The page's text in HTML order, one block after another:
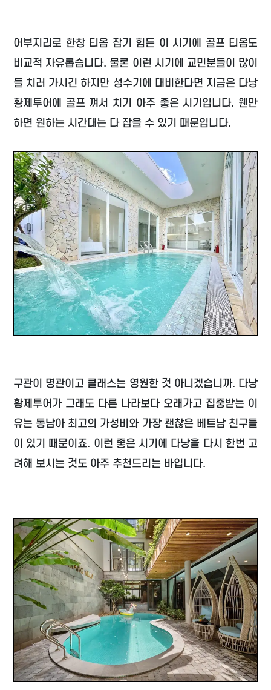
어부지리로 한창 티옵 잡기 힘든 이 시기에 골프 티옵도
비교적 자유롭습니다. 물론 이런 시기에 교민분들이 많이
들 치러 가시긴 하지만 성수기에 대비한다면 지금은 다낭
황제투어에 골프 껴서 치기 아주 좋은 시기입니다. 웬만
하면 원하는 시간대는 다 잡을 수 있기 때문입니다.
구관이 명관이고 클래스는 영원한 것 아니겠습니까. 다낭
황제투어가 그래도 다른 나라보다 오래가고 집중받는 이
유는 동남아 최고의 가성비와 가장 괜찮은 베트남 친구들
이 있기 때문이죠. 이런 좋은 시기에 다낭을 다시 한번 고
려해 보시는 것도 아주 추천드리는 바입니다.